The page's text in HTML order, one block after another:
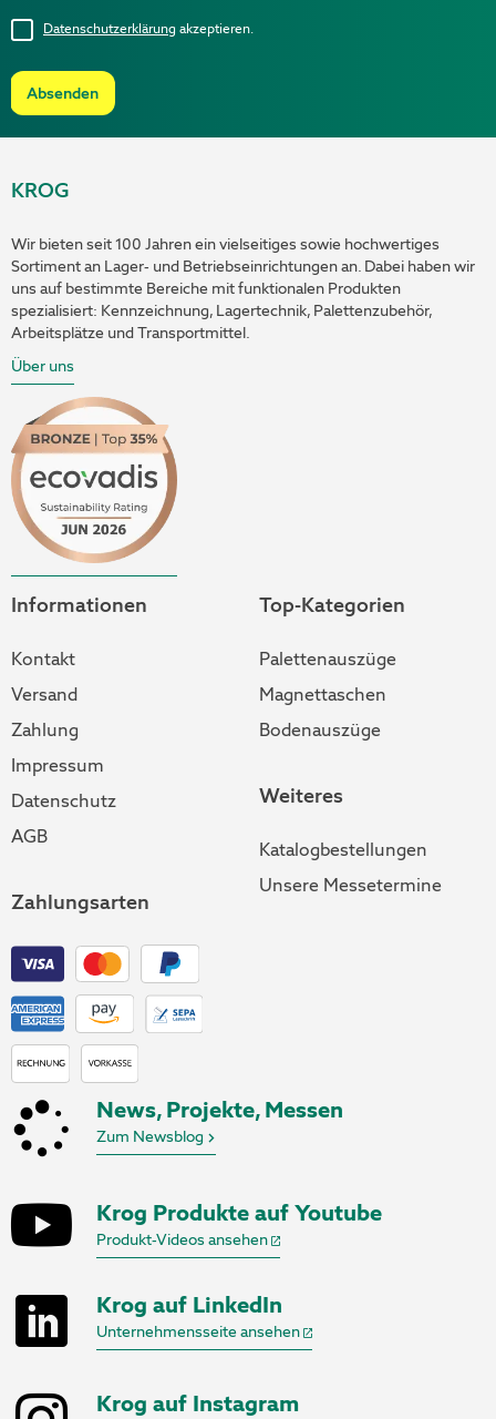
Absenden
Datenschutzerklärung akzeptieren.
Informationen
Kontakt
Versand
Zahlung
Impressum
Datenschutz
AGB
Zahlungsarten
Top-Kategorien
Palettenauszüge
Magnettaschen
Bodenauszüge
Weiteres
Katalogbestellungen
Unsere Messetermine
KROG
Wir bieten seit 100 Jahren ein vielseitiges sowie hochwertiges
Sortiment an Lager- und Betriebseinrichtungen an. Dabei haben wir
uns auf bestimmte Bereiche mit funktionalen Produkten
spezialisiert: Kennzeichnung, Lagertechnik, Palettenzubehör,
Arbeitsplätze und Transportmittel.
Über uns
News, Projekte, Messen
Zum Newsblog
Krog Produkte auf Youtube
Produkt-Videos ansehen
Krog auf LinkedIn
Unternehmensseite ansehen
Krog auf Instagram